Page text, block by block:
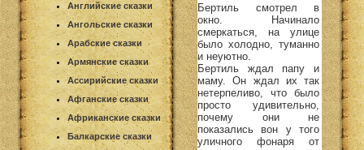
Английские сказки
Ангольские сказки
Арабские сказки
Армянские сказки
Ассирийские сказки
Афганские сказки
Африканские сказки
Балкарские сказки
Бертиль смотрел в
окно. Начинало
смеркаться, на улице
было холодно, туманно
и неуютно.
Бертиль ждал папу и
маму. Он ждал их так
нетерпеливо, что было
просто удивительно,
почему они не
показались вон у того
уличного фонаря от